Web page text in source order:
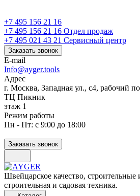
+7 495 156 21 16
+7 495 156 21 16 Отдел продаж
+7 495 021 43 21 Cервисный центр
Заказать звонок
E-mail
Info@ayger.tools
Адрес
г. Москва, Западная ул., с4, рабочий
ТЦ Пикник
этаж 1
Режим работы
Пн - Пт: с 9:00 до 18:00
Заказать звонок
Швейцарское качество, строительные
строительная и садовая техника.